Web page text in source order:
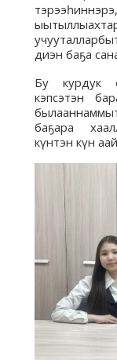
диэн баҕа
Бу курдук
кэпсэтэн
баҕара
күнтэн күн